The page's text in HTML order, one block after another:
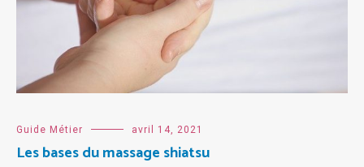
Guide Métier avril 14, 2021
Les bases du massage shiatsu